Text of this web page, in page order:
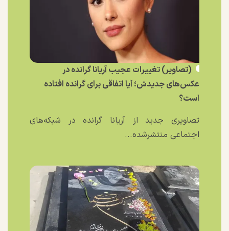
(تصاویر) تغییرات عجیب آریانا گرانده در
عکس‌های جدیدش؛ آیا اتفاقی برای گرانده افتاده
است؟
تصاویری جدید از آریانا گرانده در شبکه‌های
اجتماعی منتشرشده...